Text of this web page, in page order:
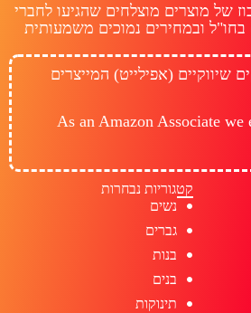
של מוצרים מוצלחים שהגיעו לחברי
ובמחירים נמוכים משמעותית
(אפילייט) המייצרים
As an Amazon Associate
קטגוריות נבחרות
נשים
גברים
בנות
בנים
תינוקות